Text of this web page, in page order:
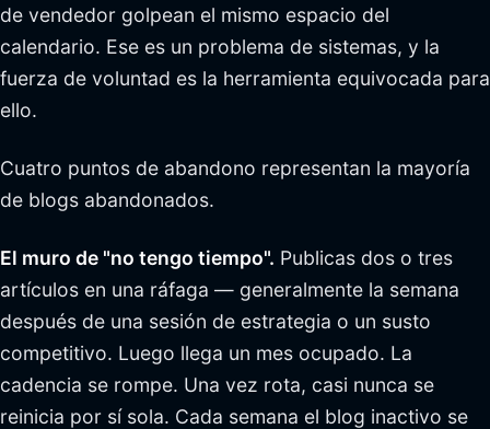
de vendedor golpean el mismo espacio del
calendario. Ese es un problema de sistemas, y la
fuerza de voluntad es la herramienta equivocada para
ello.
Cuatro puntos de abandono representan la mayoría
de blogs abandonados.
El muro de "no tengo tiempo". Publicas dos o tres
artículos en una ráfaga — generalmente la semana
después de una sesión de estrategia o un susto
competitivo. Luego llega un mes ocupado. La
cadencia se rompe. Una vez rota, casi nunca se
reinicia por sí sola. Cada semana el blog inactivo se